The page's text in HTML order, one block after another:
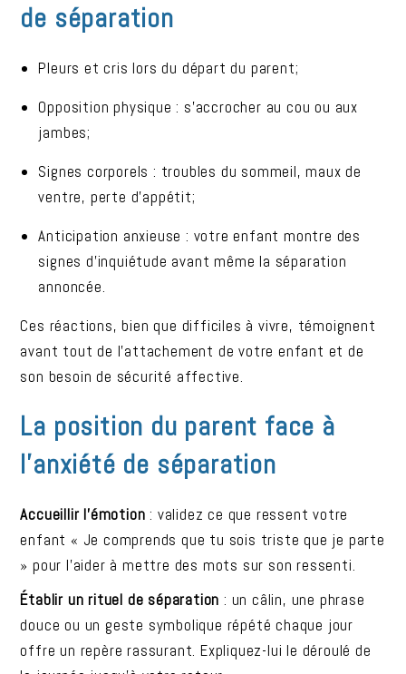
de séparation
Pleurs et cris lors du départ du parent;
Opposition physique : s’accrocher au cou ou aux
jambes;
Signes corporels : troubles du sommeil, maux de
ventre, perte d’appétit;
Anticipation anxieuse : votre enfant montre des
signes d’inquiétude avant même la séparation
annoncée.
Ces réactions, bien que difficiles à vivre, témoignent
avant tout de l’attachement de votre enfant et de
son besoin de sécurité affective.
La position du parent face à
l’anxiété de séparation
Accueillir l’émotion : validez ce que ressent votre
enfant « Je comprends que tu sois triste que je parte
» pour l’aider à mettre des mots sur son ressenti.
Établir un rituel de séparation: un câlin, une phrase
douce ou un geste symbolique répété chaque jour
offre un repère rassurant. Expliquez-lui le déroulé de